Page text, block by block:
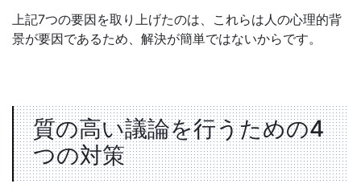
上記7つの要因を取り上げたのは、これらは人の心理的背
景が要因であるため、解決が簡単ではないからです。
質の高い議論を行うための4
つの対策